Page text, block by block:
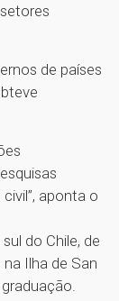
de países
aponta o
do Chile, de
Ilha de San